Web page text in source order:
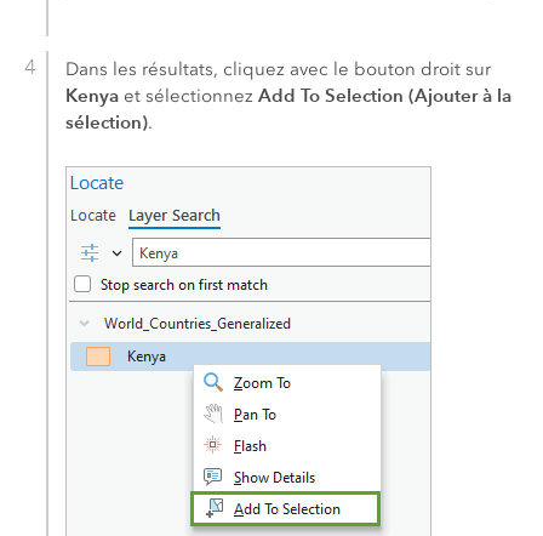
Dans les résultats, cliquez avec le bouton droit sur
Kenya et sélectionnezAdd To Selection (Ajouter à la
sélection).